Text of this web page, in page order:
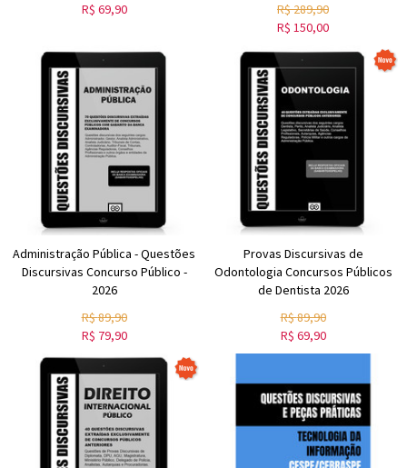
R$ 69,90
R$289,90
R$ 150,00
Administração Pública - Questões
Discursivas Concurso Público -
2026
R$89,90
R$ 79,90
Provas Discursivas de
Odontologia Concursos Públicos
de Dentista 2026
R$89,90
R$ 69,90